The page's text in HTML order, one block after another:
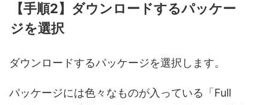
【手順2】ダウンロードするパッケー
ジを選択
ダウンロードするパッケージを選択します。
パッケージには色々なものが入っている「Full